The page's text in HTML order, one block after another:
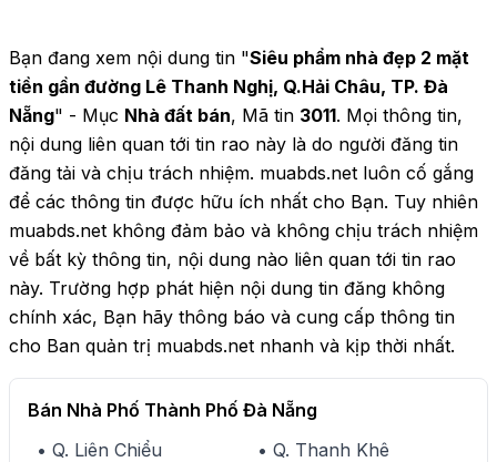
Bạn đang xem nội dung tin "Siêu phẩm nhà đẹp 2 mặt
tiền gần đường Lê Thanh Nghị, Q.Hải Châu, TP. Đà
Nẵng" - Mục Nhà đất bán, Mã tin 3011. Mọi thông tin,
nội dung liên quan tới tin rao này là do người đăng tin
đăng tải và chịu trách nhiệm. muabds.net luôn cố gắng
để các thông tin được hữu ích nhất cho Bạn. Tuy nhiên
muabds.net không đảm bảo và không chịu trách nhiệm
về bất kỳ thông tin, nội dung nào liên quan tới tin rao
này. Trường hợp phát hiện nội dung tin đăng không
chính xác, Bạn hãy thông báo và cung cấp thông tin
cho Ban quản trị muabds.net nhanh và kịp thời nhất.
Bán Nhà Phố Thành Phố Đà Nẵng
• Q. Liên Chiểu
• Q. Thanh Khê